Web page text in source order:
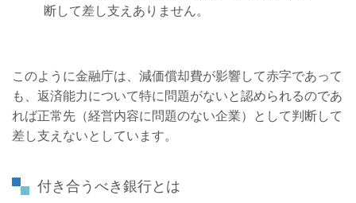
断して差し支えありません。
このように金融庁は、減価償却費が影響して赤字であって
も、返済能力について特に問題がないと認められるのであ
れば正常先（経営内容に問題のない企業）として判断して
差し支えないとしています。
付き合うべき銀行とは